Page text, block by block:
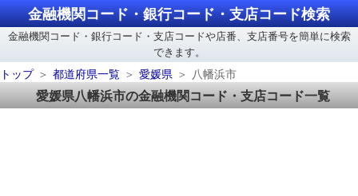
金融機関コード・銀行コード・支店コード検索
金融機関コード・銀行コード・支店コードや店番、支店番号を簡単に検索
できます。
トップ
都道府県一覧 愛媛県 八幡浜市
愛媛県八幡浜市の金融機関コード・支店コード一覧